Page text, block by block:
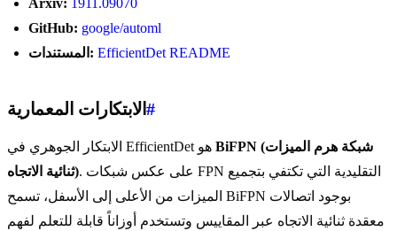
Arxiv: 1911.09070
GitHub: google/automl
المستندات: EfficientDet README
الابتكارات المعمارية#
BiFPN (شبكة هرم الميزات
ثنائية الاتجاه). على عكس شبكات FPN التقليدية التي تكتفي بتجميع
الميزات من الأعلى إلى الأسفل، تسمح BiFPN بوجود اتصالات
معقدة ثنائية الاتجاه عبر المقاييس وتستخدم أوزاناً قابلة للتعلم لفهم